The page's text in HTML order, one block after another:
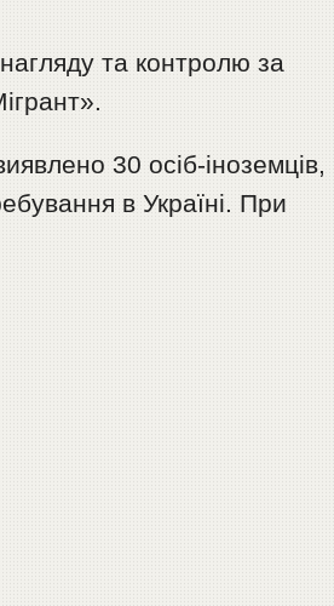
та контролю за
30 осіб-іноземців,
в Україні. При